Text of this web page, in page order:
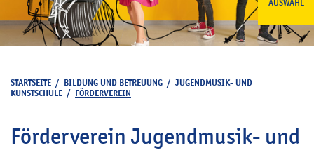
AUSWAHL
STARTSEITE / BILDUNG UND BETREUUNG /JUGENDMUSIK- UND
KUNSTSCHULE / FÖRDERVEREIN
Förderverein Jugendmusik- und